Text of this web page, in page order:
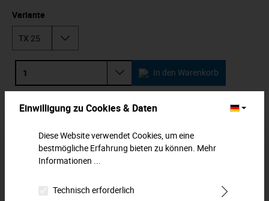
Variante
In den Warenkorb
Zum Merkzettel hinzufügen
Beschreibung
Winkelschraubendreher für Innen-TORX®-Schrauben. Kurze
dauerhafte Kennzeichn… Mehr
Einwilligung zu Cookies & Daten
Diese Website verwendet Cookies, um eine
bestmögliche Erfahrung bieten zu können. Mehr
Informationen ...
Technisch erforderlich